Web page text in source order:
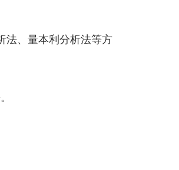
、量本利分析法等方